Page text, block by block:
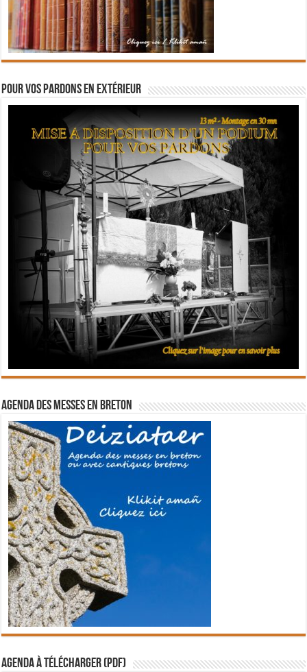
Pour vos pardons en extérieur
Agenda des messes en breton
Agenda à télécharger (PDF)